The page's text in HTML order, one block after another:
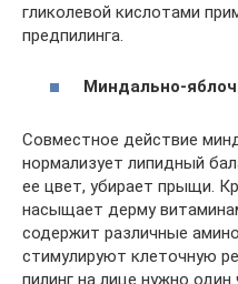
гликолевой кислотами
предпилинга.
Миндально-
Совместное действие
нормализует липидный
ее цвет, убирает прыщи.
насыщает дерму
содержит различные
стимулируют клеточную
пилинг на лице нужно один